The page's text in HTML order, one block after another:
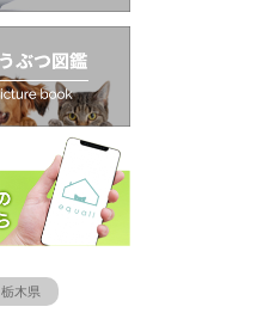
栃木県